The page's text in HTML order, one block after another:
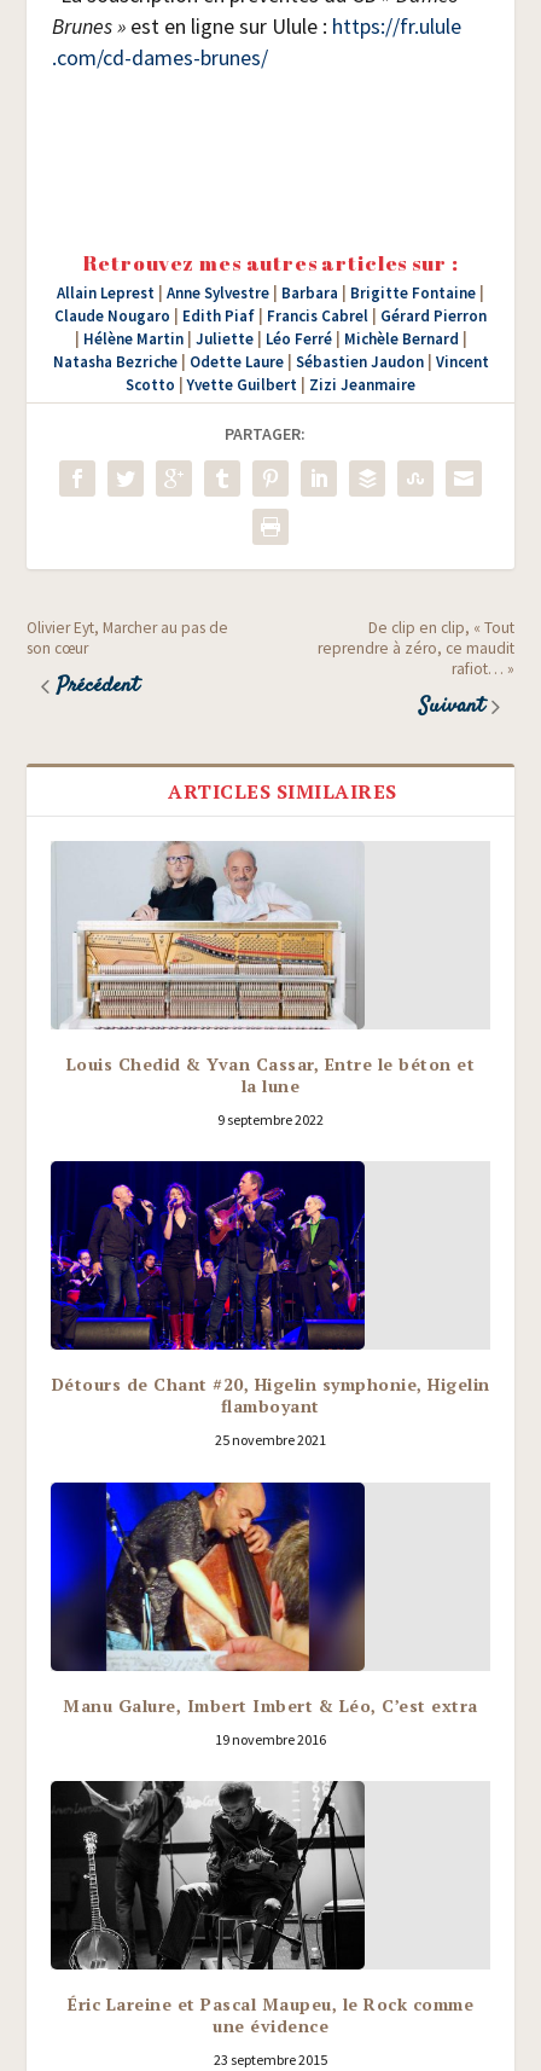
Brunes »est en ligne sur Ulule : https://​fr​.ulule​
.com/​c​d​-​d​a​m​e​s​-​b​r​u​n​es/
Retrouvez mes autres articles sur :
Allain Leprest Anne Sylvestre Barbara Brigitte Fontaine
Claude Nougaro
Edith Piaf Francis Cabrel
Gérard Pierron
Hélène Martin| Juliette| Léo Ferré| Michèle Bernard
Natasha Bezriche| Odette Laure| Sébastien Jaudon| Vincent
Scotto |Yvette Guilbert Zizi Jeanmaire
PARTAGER:
Olivier Eyt, Marcher au pas de
son cœur
Précédent
De clip en clip, « Tout
reprendre à zéro, ce maudit
rafiot… »
Suivant
ARTICLES SIMILAIRES
Louis Chedid & Yvan Cassar, Entre le béton et
la lune
9 septembre 2022
Détours de Chant #20, Higelin symphonie, Higelin
flamboyant
25 novembre 2021
Manu Galure, Imbert Imbert & Léo, C’est extra
19 novembre 2016
Éric Lareine et Pascal Maupeu, le Rock comme
une évidence
23 septembre 2015